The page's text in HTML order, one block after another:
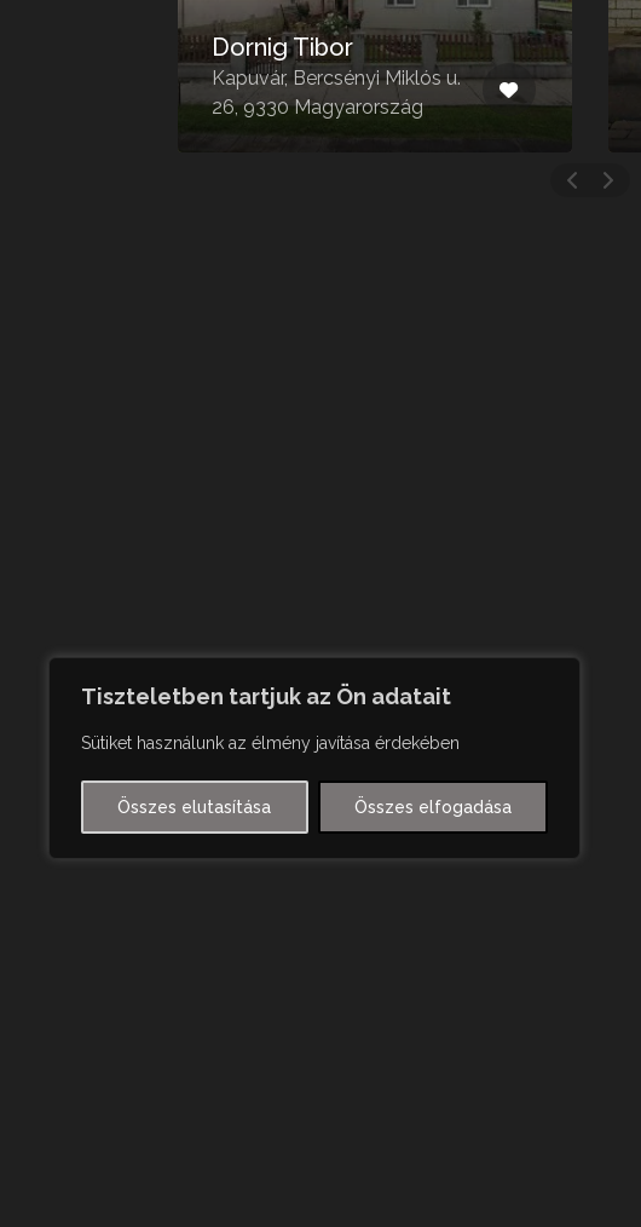
Tiszteletben tartjuk az Ön adatait
Sütiket használunk az élmény javítása érdekében
Összes elutasítása Összes elfogadása
Dornig Tibor
Kapuvár, Bercsényi Miklós u.
26, 9330 Magyarország